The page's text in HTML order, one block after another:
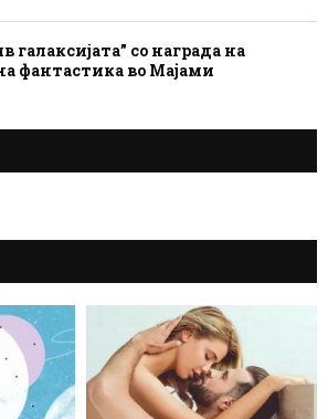
галаксијата” со награда на
фантастика во Мајами